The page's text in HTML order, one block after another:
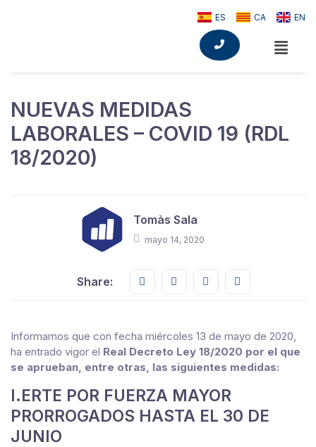
ES CA EN
NUEVAS MEDIDAS
LABORALES – COVID 19 (RDL
18/2020)
Tomàs Sala
mayo 14, 2020
Share: Share this on FaceBook
Share this on Twitter
Share this on GMail
Share this on
Informamos que con fecha miércoles 13 de mayo de 2020,
ha entrado vigor el Real Decreto Ley 18/2020 por el que
se aprueban, entre otras, las siguientes medidas:
I.ERTE POR FUERZA MAYOR
PRORROGADOS HASTA EL 30 DE
JUNIO